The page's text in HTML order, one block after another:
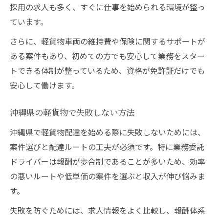
採用の求人も多く、すぐに仕事を始められる環境が整っ
ています。
さらに、軽貨物車両の維持費や保険に関するサポートが
ある案件もあり、初めての方でも安心して業務をスター
トできる体制が整っているため、資格が免許証だけでも
安心して働けます。
沖縄県の軽貨物で失敗しない方法
沖縄県で軽貨物配達を始める際に失敗しないためには、
案件選びと配達ルートの工夫が必須です。特に業務委託
ドライバーは報酬が歩合制であることが多いため、効率
の悪いルートや低単価の案件を選ぶと収入が伸び悩みま
す。
失敗を防ぐためには、求人情報をよく比較し、報酬体系